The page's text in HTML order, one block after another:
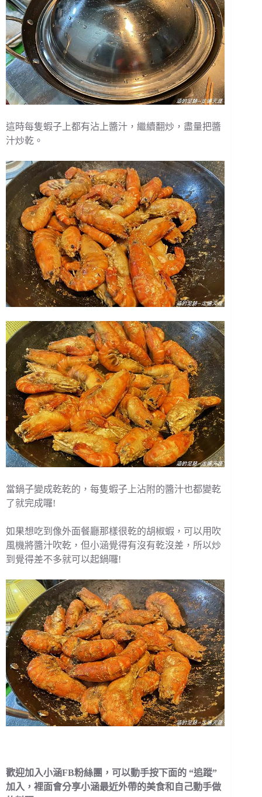
這時每隻蝦子上都有沾上醬汁，繼續翻炒，盡量把醬
汁炒乾。
當鍋子變成乾乾的，每隻蝦子上沾附的醬汁也都變乾
了就完成囉!
如果想吃到像外面餐廳那樣很乾的胡椒蝦，可以用吹
風機將醬汁吹乾，但小涵覺得有沒有乾沒差，所以炒
到覺得差不多就可以起鍋囉!
歡迎加入小涵FB粉絲團，可以動手按下面的 “追蹤”
加入，裡面會分享小涵最近外帶的美食和自己動手做